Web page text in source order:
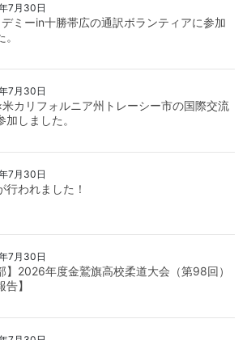
7月30日
ミーin十勝帯広の通訳ボランティアに参加
7月30日
カリフォルニア州トレーシー市の国際交流
加しました。
7月30日
行われました！
7月30日
】2026年度金鷲旗高校柔道大会（第98回）
告】